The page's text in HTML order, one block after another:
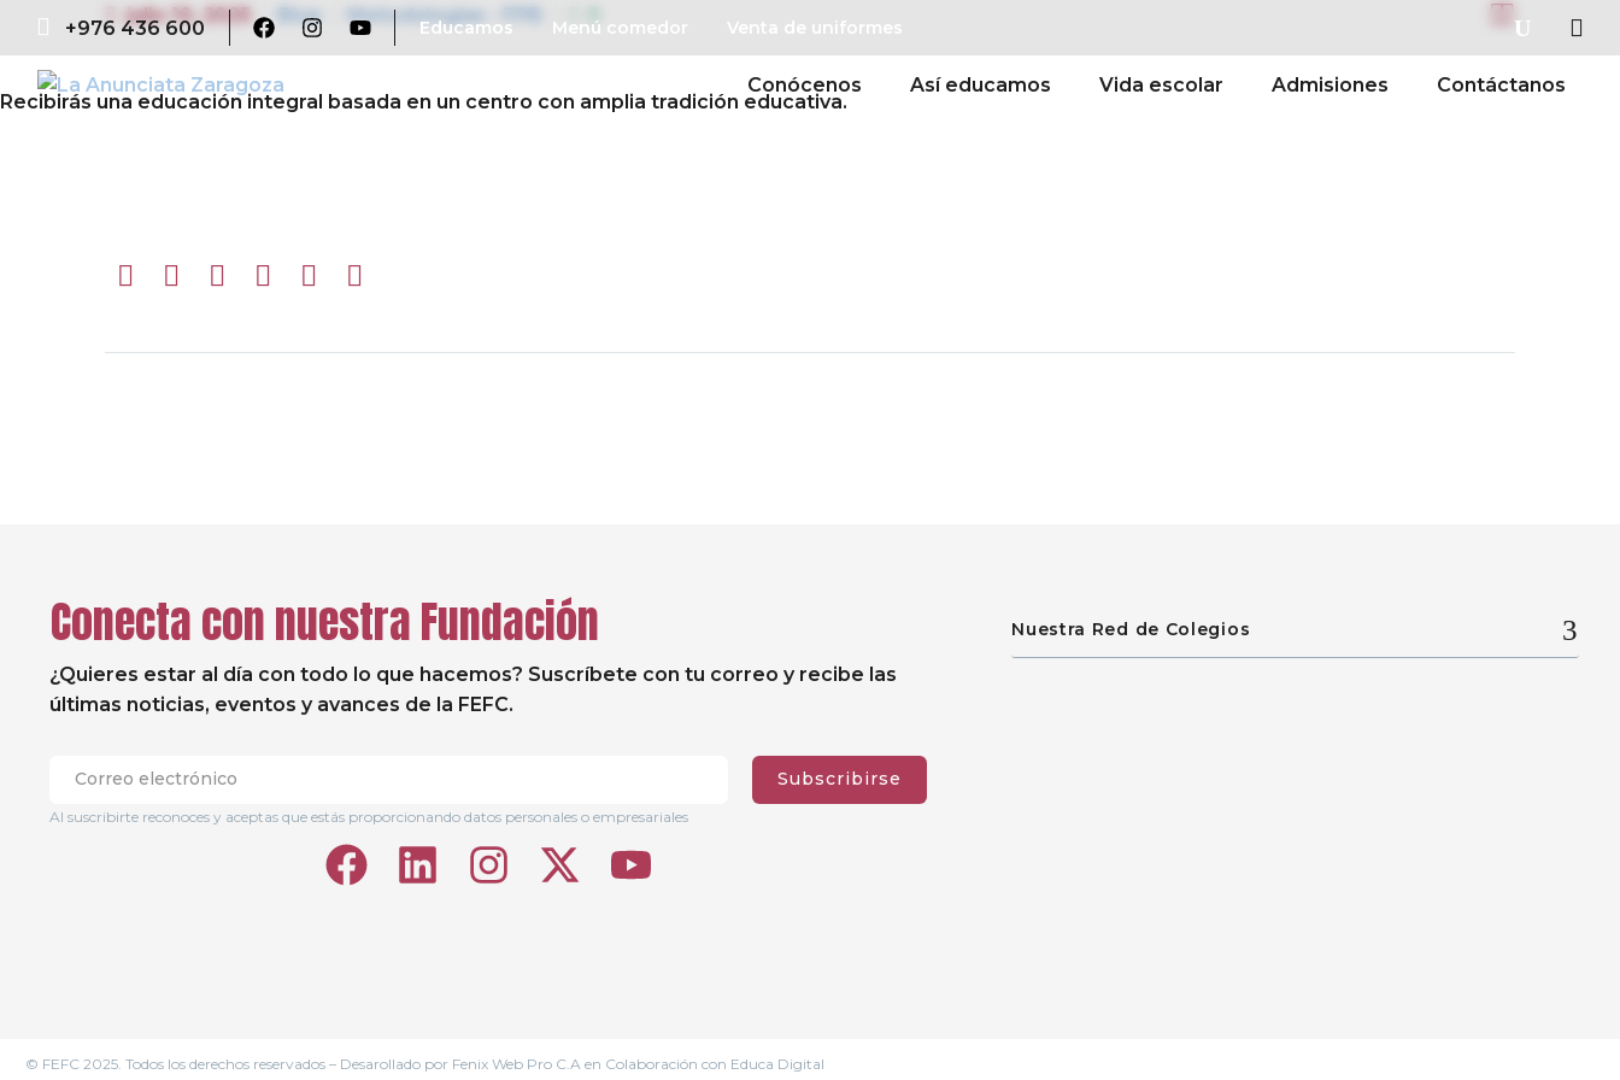
+976 436 600 Educamos Menú comedor Venta de uniformes
Conócenos Así educamos Vida escolar Admisiones Contáctanos

julio 10, 2025 Blue Metodologías - FPB 0
Recibirás una educación integral basada en un centro con amplia tradición educativa.
Conecta con nuestra Fundación
¿Quieres estar al día con todo lo que hacemos? Suscríbete con tu correo y recibe las
últimas noticias, eventos y avances de la FEFC.
Subscribirse
Al suscribirte reconoces y aceptas que estás proporcionando datos personales o empresariales
Nuestra Red de Colegios
© FEFC 2025. Todos los derechos reservados – Desarollado por Fenix Web Pro C.A en Colaboración con Educa Digital